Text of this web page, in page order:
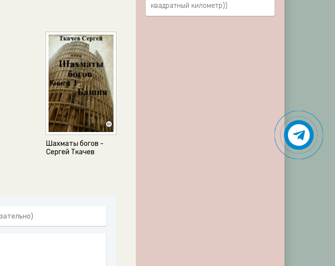
Шахматы богов -
Сергей Ткачев
квадратный километр))